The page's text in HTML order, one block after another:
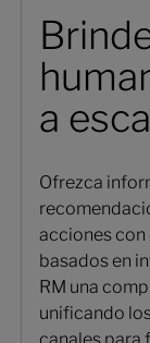
a
Ofrezca
acciones
basados en
RM una
unificando
canales para